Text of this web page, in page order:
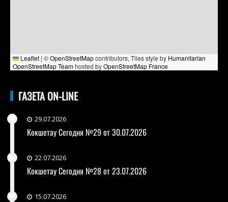
Leaflet | ©OpenStreetMapcontributors, Tiles style by Humanitarian
OpenStreetMap Teamhosted byOpenStreetMap France
ГАЗЕТА ON-LINE
29.07.2026
Кокшетау Сегодня №29 от 30.07.2026
22.07.2026
Кокшетау Сегодня №28 от 23.07.2026
15.07.2026